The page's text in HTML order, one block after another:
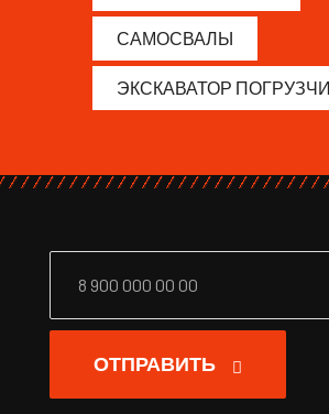
САМОСВАЛЫ
ЭКСКАВАТОР
ОТПРАВИТЬ